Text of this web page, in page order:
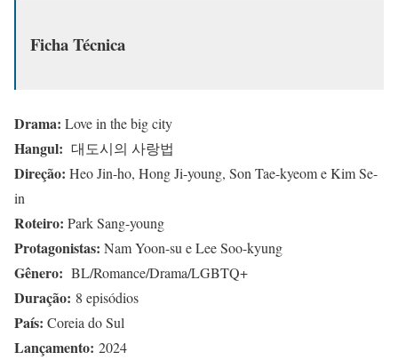
Ficha Técnica
Drama: Love in the big city
Hangul: 대도시의 사랑법
Direção: Heo Jin-ho, Hong Ji-young, Son Tae-kyeom e Kim Se-
in
Roteiro: Park Sang-young
Protagonistas: Nam Yoon-su e Lee Soo-kyung
Gênero: BL/Romance/Drama/LGBTQ+
Duração: 8 episódios
País: Coreia do Sul
Lançamento: 2024